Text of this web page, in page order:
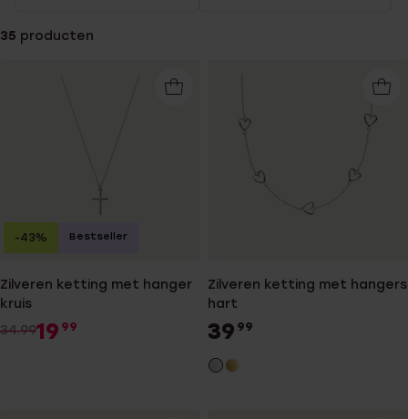
35 producten
Zilveren ketting met hanger
kruis
34.9919 99
-43% Bestseller
Zilveren ketting met hangers
hart
39 99